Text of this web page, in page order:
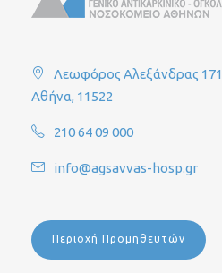
Λεωφόρος Αλεξάνδρας 171
Αθήνα, 11522
210 64 09 000
info@agsavvas-hosp.gr
Περιοχή Προμηθευτών